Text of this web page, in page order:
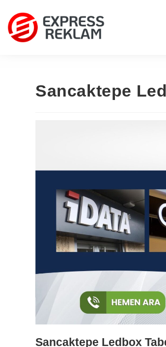
Sancaktepe
Sancaktepe Ledbox